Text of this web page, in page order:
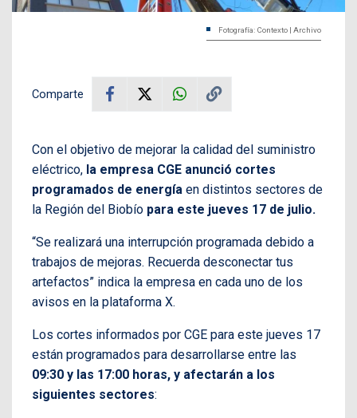
Fotografía: Contexto | Archivo
Comparte
Con el objetivo de mejorar la calidad del suministro
eléctrico, la empresa CGE anunció cortes
programados de energía en distintos sectores de
la Región del Biobío para este jueves 17 de julio.
“Se realizará una interrupción programada debido a
trabajos de mejoras. Recuerda desconectar tus
artefactos” indica la empresa en cada uno de los
avisos en la plataforma X.
Los cortes informados por CGE para este jueves 17
están programados para desarrollarse entre las
09:30 y las 17:00 horas, y afectarán a los
siguientes sectores: